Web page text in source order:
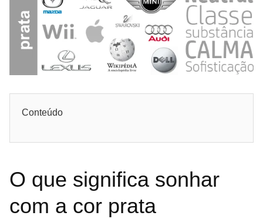
Conteúdo
O que significa sonhar
com a cor prata